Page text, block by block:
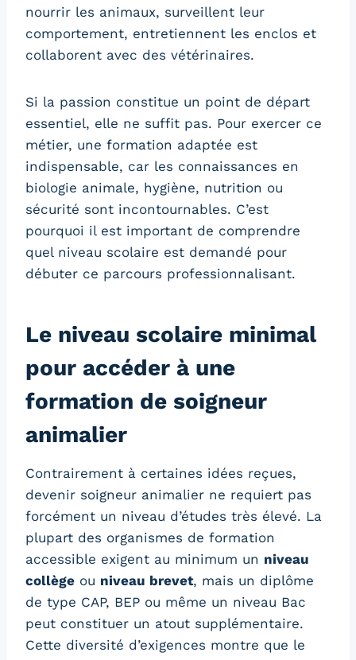
nourrir les animaux, surveillent leur
comportement, entretiennent les enclos et
collaborent avec des vétérinaires.
Si la passion constitue un point de départ
essentiel, elle ne suffit pas. Pour exercer ce
métier, une formation adaptée est
indispensable, car les connaissances en
biologie animale, hygiène, nutrition ou
sécurité sont incontournables. C’est
pourquoi il est important de comprendre
quel niveau scolaire est demandé pour
débuter ce parcours professionnalisant.
Le niveau scolaire minimal
pour accéder à une
formation de soigneur
animalier
Contrairement à certaines idées reçues,
devenir soigneur animalier ne requiert pas
forcément un niveau d’études très élevé. La
plupart des organismes de formation
accessible exigent au minimum un niveau
collège ou niveau brevet, mais un diplôme
de type CAP, BEP ou même un niveau Bac
peut constituer un atout supplémentaire.
Cette diversité d’exigences montre que le